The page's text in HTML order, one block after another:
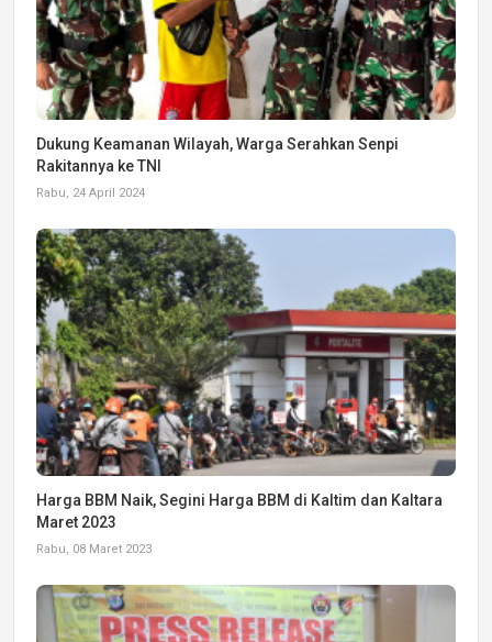
Dukung Keamanan Wilayah, Warga Serahkan Senpi
Rakitannya ke TNI
Rabu, 24 April 2024
Harga BBM Naik, Segini Harga BBM di Kaltim dan Kaltara
Maret 2023
Rabu, 08 Maret 2023